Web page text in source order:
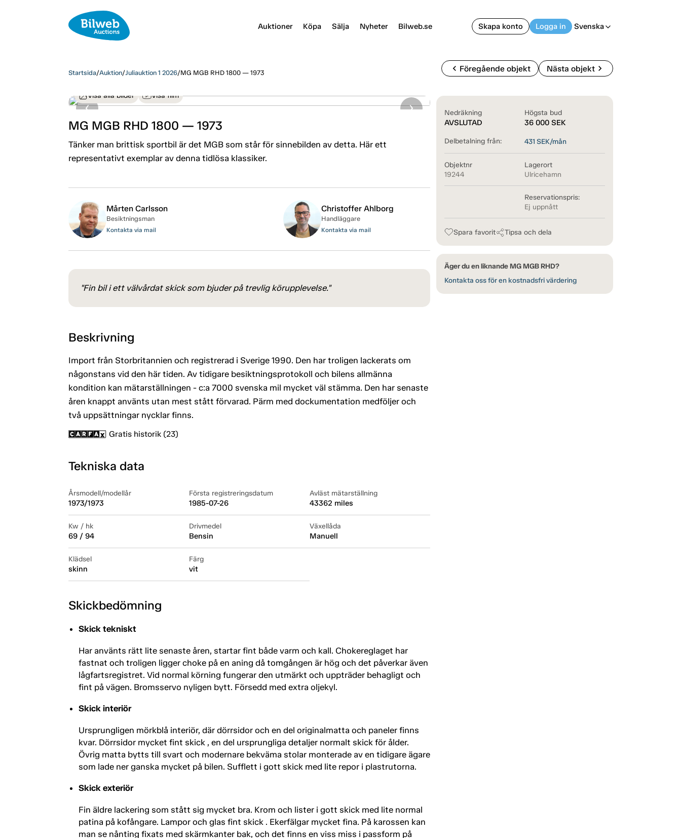
Auktioner Köpa Sälja Nyheter Bilweb.se Skapa konto Logga in Svenska arrow_back_ios
Startsida/Auktion/Juliauktion 1 2026/MG MGB RHD 1800 — 1973 chevron_left Föregående objekt Nästa objektchevron_right
Visa alla bilder Visa film
MG MGB RHD 1800 — 1973
Tänker man brittisk sportbil är det MGB som står för sinnebilden av detta. Här ett
representativt exemplar av denna tidlösa klassiker.
Nedräkning
AVSLUTAD
Högsta bud
36 000 SEK
Delbetalning från: 431 SEK/mån
Objektnr
19244
Lagerort
Ulricehamn
Reservationspris:
Ej uppnått
Spara favorit Tipsa och dela
Äger du en liknande MG MGB RHD?
Kontakta oss för en kostnadsfri värdering
Mårten Carlsson
Besiktningsman
Kontakta via mail
Christoffer Ahlborg
Handläggare
Kontakta via mail
"Fin bil i ett välvårdat skick som bjuder på trevlig körupplevelse."
Beskrivning
Import från Storbritannien och registrerad i Sverige 1990. Den har troligen lackerats om
någonstans vid den här tiden. Av tidigare besiktningsprotokoll och bilens allmänna
kondition kan mätarställningen - c:a 7000 svenska mil mycket väl stämma. Den har senaste
åren knappt använts utan mest stått förvarad. Pärm med dockumentation medföljer och
två uppsättningar nycklar finns.
Gratis historik (23)
Tekniska data
Årsmodell/modellår
1973/1973
Första registreringsdatum
1985-07-26
Avläst mätarställning
43362 miles
Kw / hk
69 / 94
Drivmedel
Bensin
Växellåda
Manuell
Klädsel
skinn
Färg
vit
Skickbedömning
Skick tekniskt
Har använts rätt lite senaste åren, startar fint både varm och kall. Chokereglaget har
fastnat och troligen ligger choke på en aning då tomgången är hög och det påverkar även
lågfartsregistret. Vid normal körning fungerar den utmärkt och uppträder behagligt och
fint på vägen. Bromsservo nyligen bytt. Försedd med extra oljekyl.
Skick interiör
Ursprungligen mörkblå interiör, där dörrsidor och en del originalmatta och paneler finns
kvar. Dörrsidor mycket fint skick , en del ursprungliga detaljer normalt skick för ålder.
Övrig matta bytts till svart och modernare bekväma stolar monterade av en tidigare ägare
som lade ner ganska mycket på bilen. Sufflett i gott skick med lite repor i plastrutorna.
Skick exteriör
Fin äldre lackering som stått sig mycket bra. Krom och lister i gott skick med lite normal
patina på kofångare. Lampor och glas fint skick . Ekerfälgar mycket fina. På karossen kan
man se nånting fixats med skärmkanter bak, och det finns en viss miss i passform på